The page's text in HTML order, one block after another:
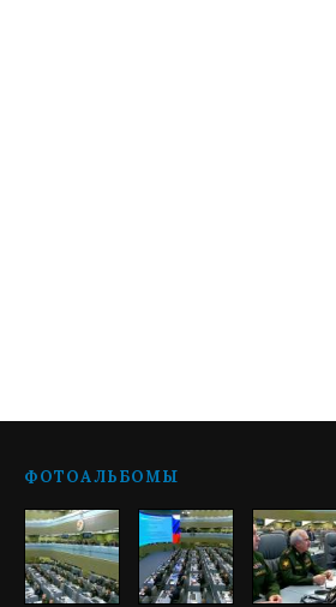
ФОТОАЛЬБОМЫ